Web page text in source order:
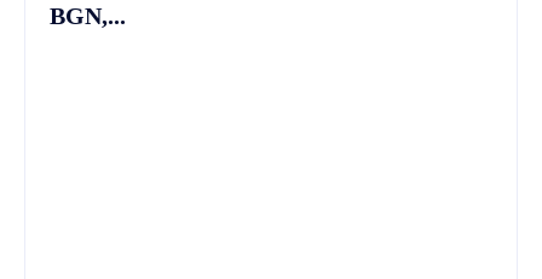
BGN,...